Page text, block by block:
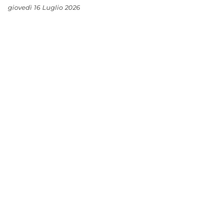
giovedì 16 Luglio 2026